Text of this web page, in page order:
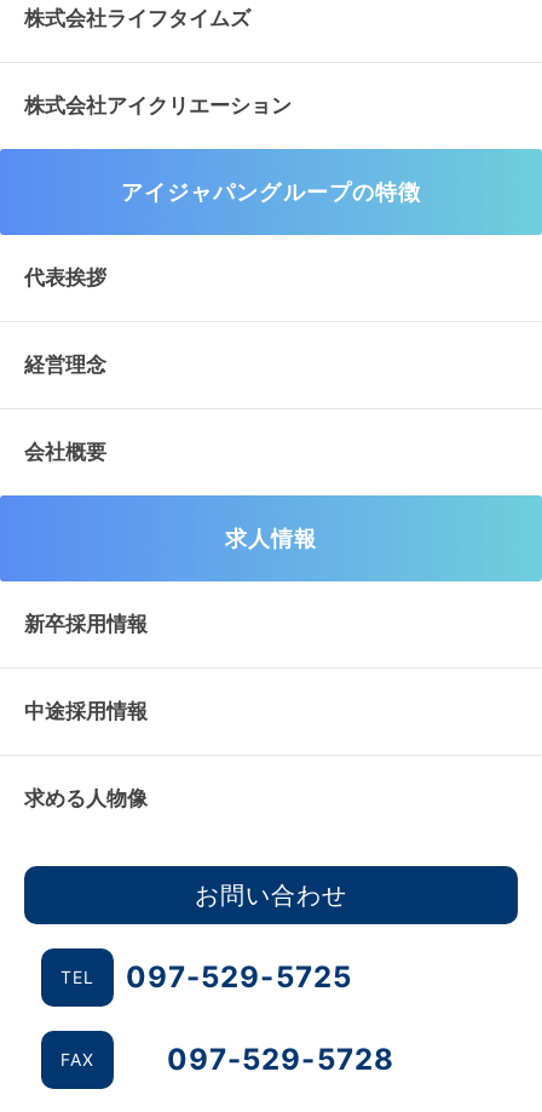
株式会社ライフタイムズ
株式会社アイクリエーション
アイジャパングループの特徴
代表挨拶
経営理念
会社概要
求人情報
新卒採用情報
中途採用情報
求める人物像
お問い合わせ
TEL 097-529-5725
FAX 097-529-5728